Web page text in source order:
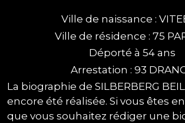
Ville de naissance :
Ville de résidence : 75
Déporté à 54 ans
Arrestation : 93
La biographie de SILBERBERG
encore été réalisée. Si vous êtes
que vous souhaitez rédiger une